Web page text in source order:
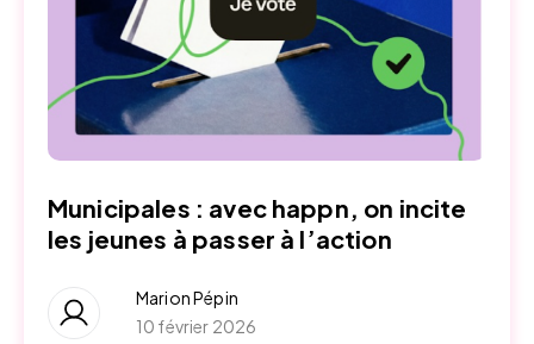
Municipales : avec happn, on incite
les jeunes à passer à l’action
Marion Pépin
10 février 2026